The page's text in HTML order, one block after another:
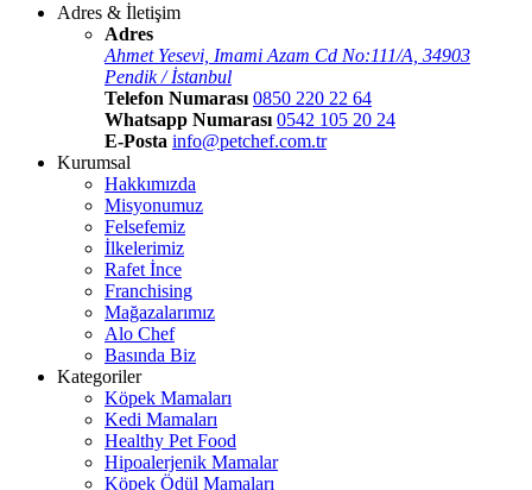
Adres & İletişim
Adres
Ahmet Yesevi, Imami Azam Cd No:111/A, 34903
Pendik / İstanbul
Telefon Numarası 0850 220 22 64
Whatsapp Numarası 0542 105 20 24
E-Posta info@petchef.com.tr
Kurumsal
Hakkımızda
Misyonumuz
Felsefemiz
İlkelerimiz
Rafet İnce
Franchising
Mağazalarımız
Alo Chef
Basında Biz
Kategoriler
Köpek Mamaları
Kedi Mamaları
Healthy Pet Food
Hipoalerjenik Mamalar
Köpek Ödül Mamaları